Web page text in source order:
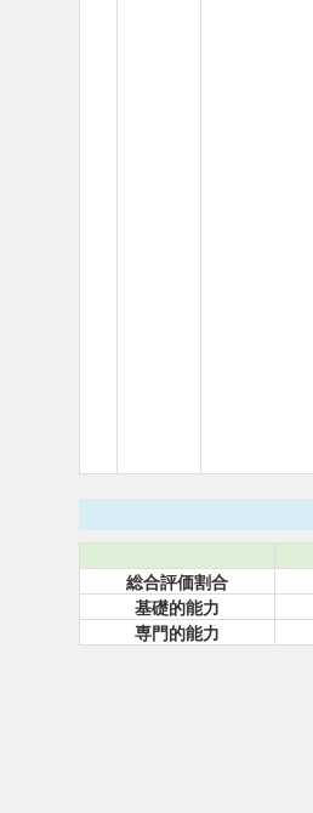
総合評価割合
基礎的能力
専門的能力